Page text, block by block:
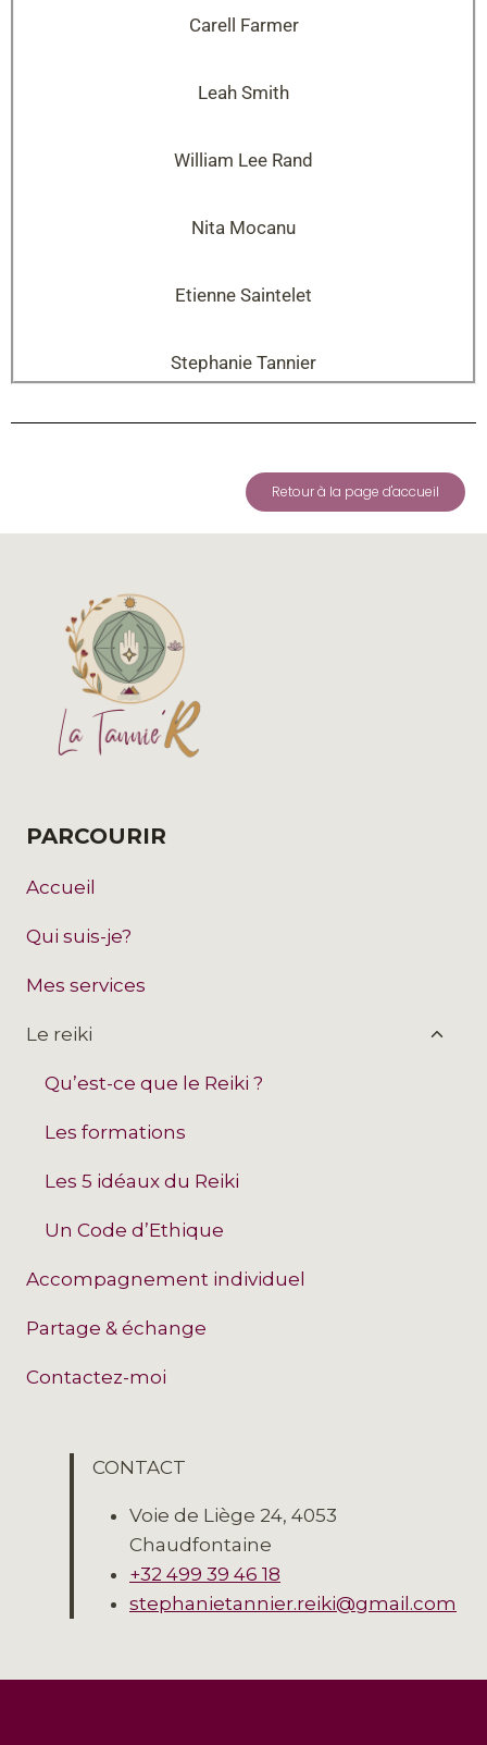
Carell Farmer
Leah Smith
William Lee Rand
Nita Mocanu
Etienne Saintelet
Stephanie Tannier
Retour à la page d'accueil
PARCOURIR
Accueil
Qui suis-je?
Mes services
Le reiki
Qu’est-ce que le Reiki ?
Les formations
Les 5 idéaux du Reiki
Un Code d’Ethique
Accompagnement individuel
Partage & échange
Contactez-moi
CONTACT
Voie de Liège 24, 4053
Chaudfontaine
+32 499 39 46 18
stephanietannier.reiki@gmail.com